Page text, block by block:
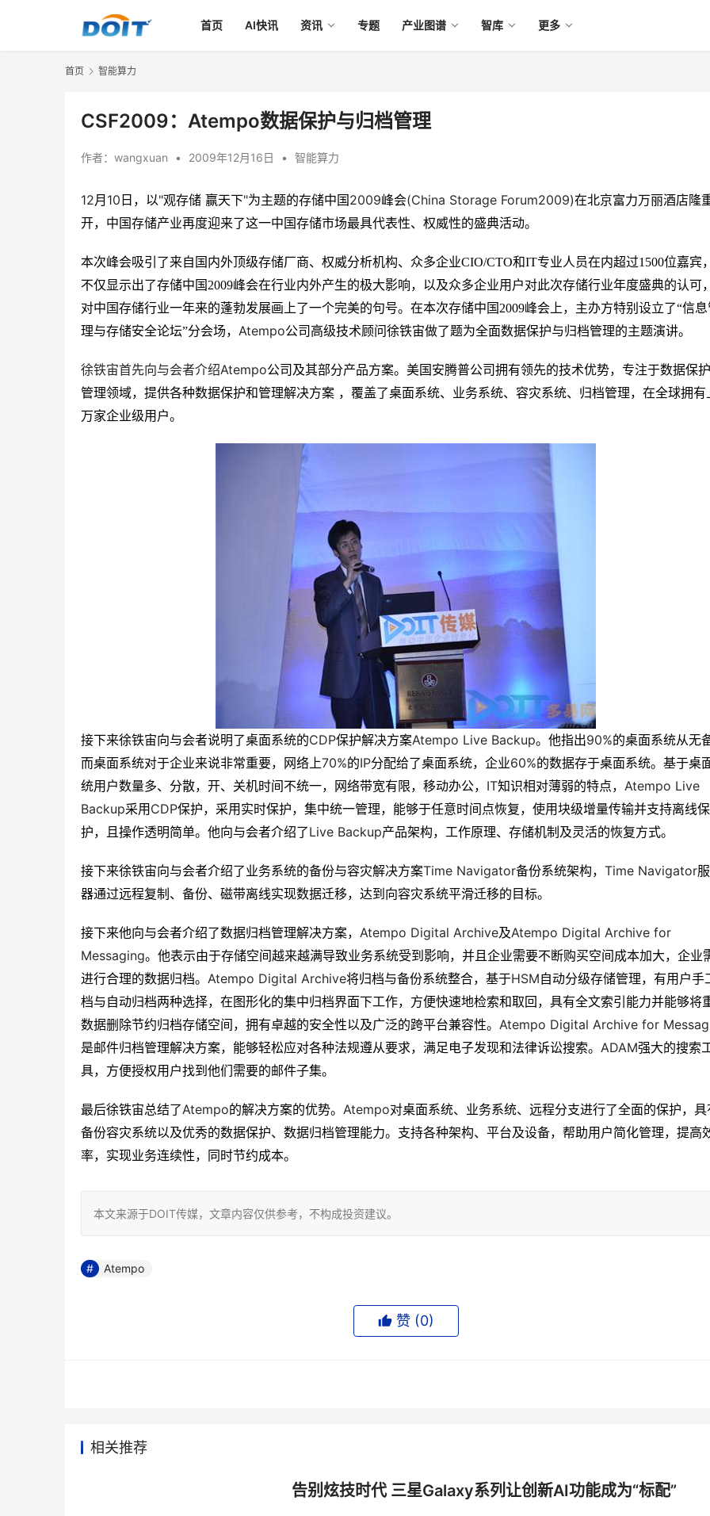
首页 AI快讯 资讯 专题 产业图谱 智库 更多
首页 智能算力
CSF2009：Atempo数据保护与归档管理
作者： wangxuan • 2009年12月16日 • 智能算力
12月 10 日，以"观存储 赢天下"为主题的存储中国 2009峰会(China Storage Forum2009)在北京富力万丽酒店隆
开，中国存储产业再度迎来了这一中国存储市场最具代表性、权威性的盛典活动。
本次峰会吸引了来自国内外顶级存储厂商、权威分析机构、众多企业CIO/CTO和IT专业人员在内超过1500位嘉宾
不仅显示出了存储中国 2009峰会在行业内外产生的极大影响，以及众多企业用户对此次存储行业年度盛典的认可
对中国存储行业一年来的蓬勃发展画上了一个完美的句号。在本次存储中国 2009峰会上，主办方特别设立了“信息
理与存储安全论坛”分会场， Atempo公司高级技术顾问徐铁宙做了题为全面数据保护与归档管理的主题演讲。
徐铁宙首先向与会者介绍Atempo公司及其部分产品方案。美国安腾普公司拥有领先的技术优势，专注于数据保
管理领域，提供各种数据保护和管理解决方案 ，覆盖了桌面系统、业务系统、容灾系统、归档管理，在全球拥有
万家企业级用户。
接下来徐铁宙向与会者说明了桌面系统的CDP保护解决方案Atempo Live Backup。他指出90%的桌面系统从无
而桌面系统对于企业来说非常重要，网络上70%的IP分配给了桌面系统，企业60%的数据存于桌面系统。基于桌
统用户数量多、分散，开、关机时间不统一，网络带宽有限，移动办公， IT知识相对薄弱的特点， Atempo Live
Backup采用 CDP保护，采用实时保护，集中统一管理，能够于任意时间点恢复，使用块级增量传输并支持离线保
护，且操作透明简单。他向与会者介绍了Live Backup产品架构，工作原理、存储机制及灵活的恢复方式。
接下来徐铁宙向与会者介绍了业务系统的备份与容灾解决方案Time Navigator备份系统架构， Time Navigator
器通过远程复制、备份、磁带离线实现数据迁移，达到向容灾系统平滑迁移的目标。
接下来他向与会者介绍了数据归档管理解决方案， Atempo Digital Archive及Atempo Digital Archive for
Messaging。他表示由于存储空间越来越满导致业务系统受到影响，并且企业需要不断购买空间成本加大，企业
进行合理的数据归档。 Atempo Digital Archive将归档与备份系统整合，基于HSM自动分级存储管理，有用户手
档与自动归档两种选择，在图形化的集中归档界面下工作，方便快速地检索和取回，具有全文索引能力并能够将
数据删除节约归档存储空间，拥有卓越的安全性以及广泛的跨平台兼容性。 Atempo Digital Archive for
是邮件归档管理解决方案，能够轻松应对各种法规遵从要求，满足电子发现和法律诉讼搜索。 ADAM强大的搜索
具，方便授权用户找到他们需要的邮件子集。
最后徐铁宙总结了Atempo的解决方案的优势。 Atempo对桌面系统、业务系统、远程分支进行了全面的保护，具
备份容灾系统以及优秀的数据保护、数据归档管理能力。支持各种架构、平台及设备，帮助用户简化管理，提高
率，实现业务连续性，同时节约成本。
本文来源于DOIT传媒，文章内容仅供参考，不构成投资建议。
Atempo
赞 (0)
相关推荐
告别炫技时代 三星Galaxy系列让创新AI功能成为“标配”